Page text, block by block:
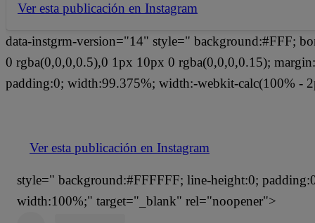
Ver esta publicación en Instagram
data-instgrm-version="14" style=" background:#FFF;
0 rgba(0,0,0,0.5),0 1px 10px 0 rgba(0,0,0,0.15);
padding:0; width:99.375%; width:-webkit-calc(100% -
Ver esta publicación en Instagram
style=" background:#FFFFFF; line-height:0;
width:100%;" target="_blank" rel="noopener">